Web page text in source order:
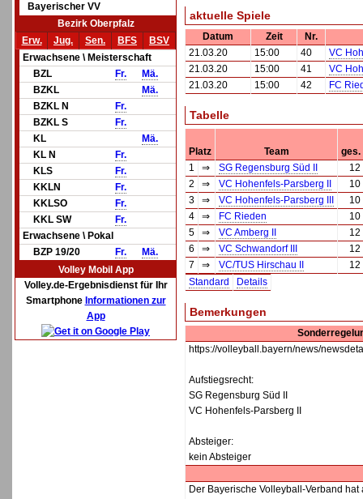
Bayerischer VV
Bezirk Oberpfalz
Erw.
Jug. Sen. BFS
BSV
Erwachsene \ Meisterschaft
BZL
Fr.
Mä.
BZKL
Mä.
BZKL N
Fr.
BZKL S
Fr.
KL
Mä.
KL N
Fr.
KLS
Fr.
KKLN
Fr.
KKLSO
Fr.
KKL SW
Fr.
Erwachsene \ Pokal
BZP 19/20
Fr.
Mä.
Volley Mobil App
Volley.de-Ergebnisdienst für Ihr
Smartphone Informationen zur
App
aktuelle Spiele
Datum Zeit
Nr.
21.03.20
15:00 40
VC
21.03.20
15:00 41
VC
21.03.20
15:00 42 FC
Tabelle
Platz Team
ges.
1
⇒ SG Regensburg Süd II
12
2
⇒ VC Hohenfels-Parsberg II
10
3
⇒ VC Hohenfels-Parsberg III
10
4
⇒ FC Rieden
10
5
⇒ VC Amberg II
12
6
⇒ VC Schwandorf III
12
7
⇒ VC/TUS Hirschau II
12
Standard
Details
Bemerkungen
https://volleyball.bayern/news/
Aufstiegsrecht:
SG Regensburg Süd II
VC Hohenfels-Parsberg II
Absteiger:
kein Absteiger
Der Bayerische Volleyball-Verband